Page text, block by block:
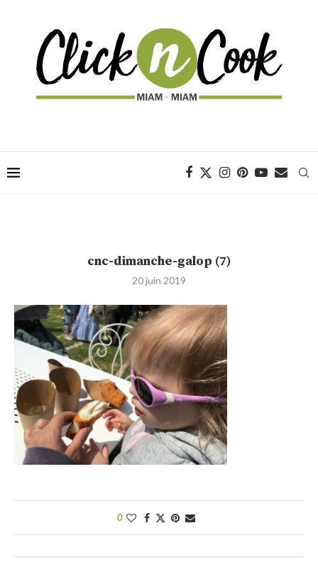
cnc-dimanche-galop (7)
20 juin 2019
0